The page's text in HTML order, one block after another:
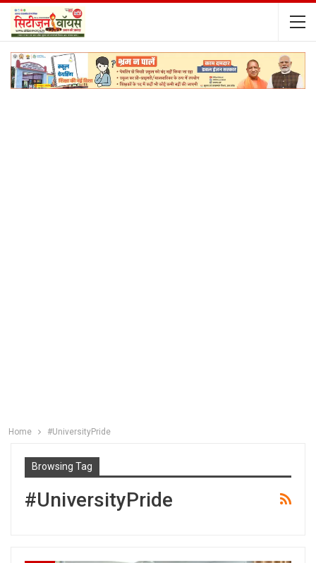
Home #UniversityPride
Browsing Tag
#UniversityPride